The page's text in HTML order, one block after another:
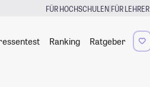
FÜR HOCHSCHULEN|FÜR LEHRER
Ranking Ratgeber